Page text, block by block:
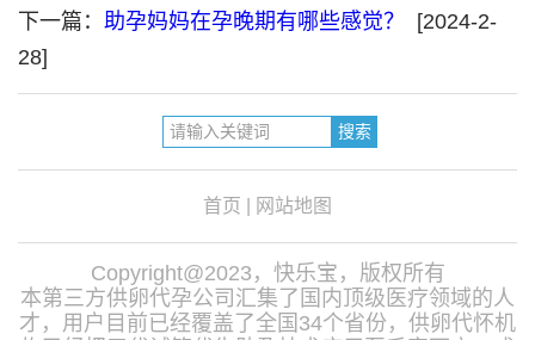
下一篇： 助孕妈妈在孕晚期有哪些感觉？
[2024-2-
28]
首页 网站地图
Copyright@2023，快乐宝，版权所有
本第三方供卵代孕公司汇集了国内顶级医疗领域的人
才，用户目前已经覆盖了全国34个省份，供卵代怀机